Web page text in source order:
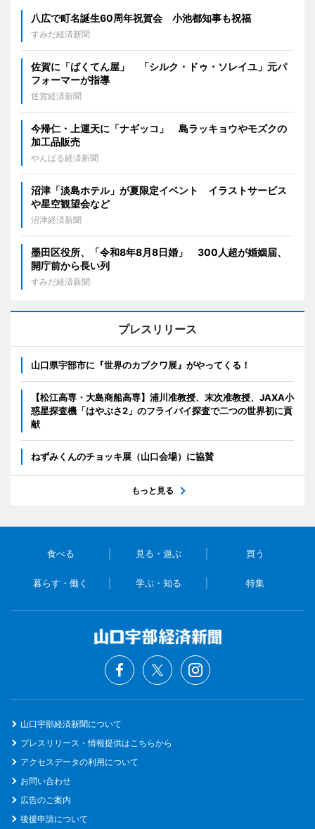
八広で町名誕生60周年祝賀会 小池都知事も祝福
すみだ経済新聞
佐賀に「ばくてん屋」 「シルク・ドゥ・ソレイユ」元パ
フォーマーが指導
佐賀経済新聞
今帰仁・上運天に「ナギッコ」 島ラッキョウやモズクの
加工品販売
やんばる経済新聞
沼津「淡島ホテル」が夏限定イベント イラストサービス
や星空観望会など
沼津経済新聞
墨田区役所、「令和8年8月8日婚」 300人超が婚姻届、
開庁前から長い列
すみだ経済新聞
プレスリリース
山口県宇部市に『世界のカブクワ展』がやってくる！
【松江高専・大島商船高専】浦川准教授、末次准教授、JAXA小
惑星探査機「はやぶさ2」のフライバイ探査で二つの世界初に貢
献
ねずみくんのチョッキ展（山口会場）に協賛
もっと見る
食べる 見る・遊ぶ 買う
暮らす・働く 学ぶ・知る 特集
山口宇部経済新聞について
プレスリリース・情報提供はこちらから
アクセスデータの利用について
お問い合わせ
広告のご案内
後援申請について